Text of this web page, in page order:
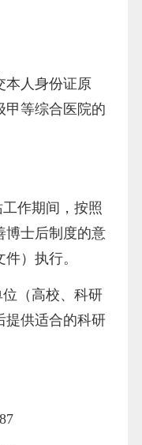
本人身份证原
甲等综合医院的
作期间，按照
博士后制度的意
）执行。
（高校、科研
提供适合的科研